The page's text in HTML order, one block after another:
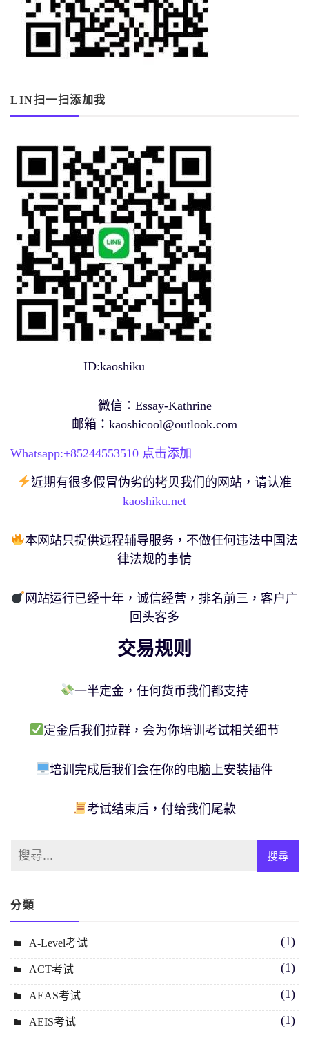
LIN扫一扫添加我
ID:kaoshiku
微信：Essay-Kathrine
邮箱： kaoshicool@outlook.com
Whatsapp:+85244553510 点击添加
近期有很多假冒伪劣的拷贝我们的网站，请认准
kaoshiku.net
本网站只提供远程辅导服务，不做任何违法中国法
律法规的事情
网站运行已经十年，诚信经营，排名前三，客户广
回头客多
交易规则
一半定金，任何货币我们都支持
定金后我们拉群，会为你培训考试相关细节
培训完成后我们会在你的电脑上安装插件
考试结束后，付给我们尾款
分類
A-Level考试 (1)
ACT考试 (1)
AEAS考试 (1)
AEIS考试 (1)